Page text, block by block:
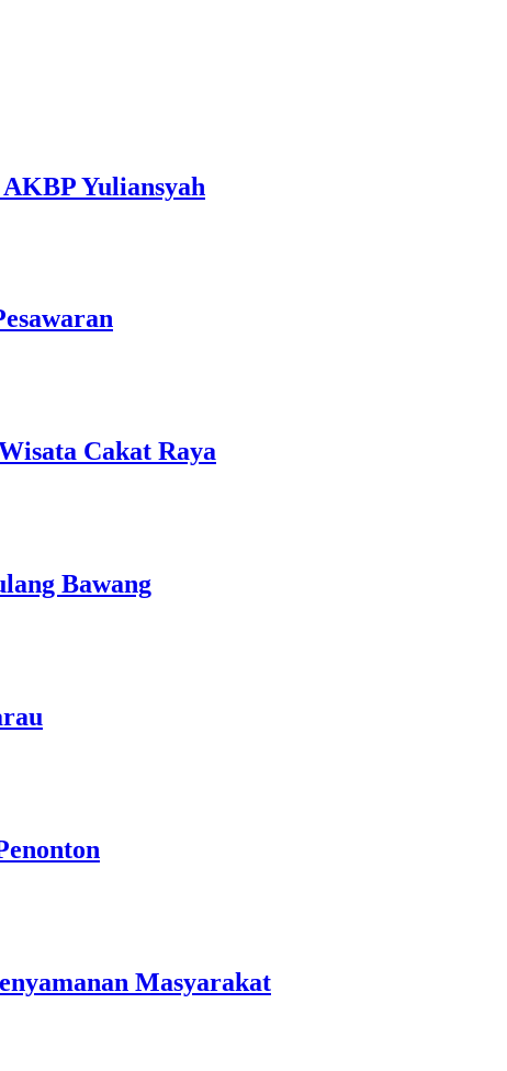
Yuliansyah
Cakat Raya
Bawang
Masyarakat